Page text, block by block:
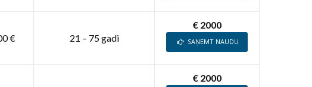
€ 21 – 75 gadi
€ 2000
SAŅEMT NAUDU
€ 2000